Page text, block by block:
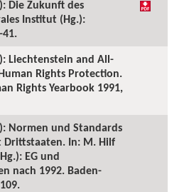
Die Zukunft des
Institut (Hg.):
41.
Liechtenstein and All-
Rights Protection.
Rights Yearbook 1991,
Normen und Standards
In: M. Hilf
EG und
nach 1992. Baden-